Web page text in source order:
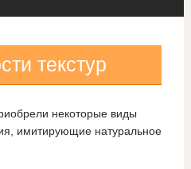
текстур
некоторые виды
имитирующие натуральное